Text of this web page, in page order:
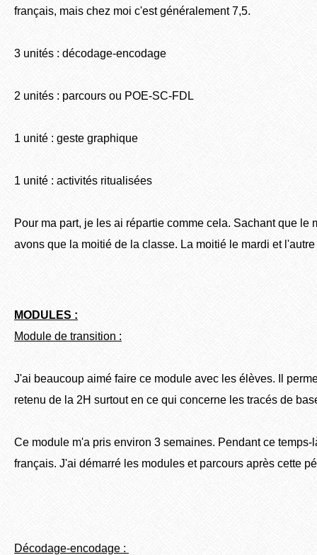
français, mais chez moi c'est généralement 7,5.
3 unités : décodage-encodage
2 unités : parcours ou POE-SC-FDL
1 unité : geste graphique
1 unité : activités ritualisées
Pour ma part, je les ai répartie comme cela. Sachant que le
avons que la moitié de la classe. La moitié le mardi et
MODULES :
Module de transition :
J'ai beaucoup aimé faire ce module avec les élèves. Il
retenu de la 2H surtout en ce qui concerne les tracés de
Ce module m'a pris environ 3 semaines. Pendant ce temps-
français. J'ai démarré les modules et parcours après cette
Décodage-encodage :